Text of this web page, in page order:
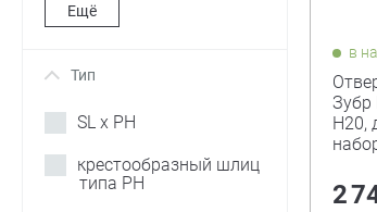
Ещё
+ Тип
SL x PH
крестообразный шлиц
типа PH
в
Зубр
Н20,
2